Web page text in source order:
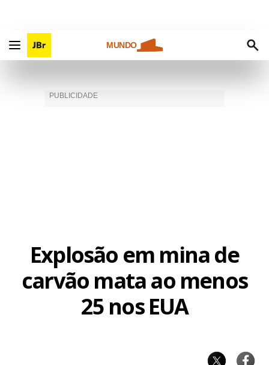
MUNDO
Explosão em mina de
carvão mata ao menos
25 nos EUA